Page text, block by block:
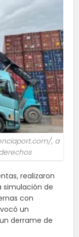
, a
realizaron
simulación de
con
un
derrame de